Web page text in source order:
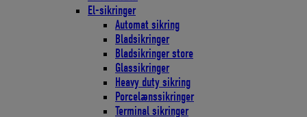
El-sikringer
Automat sikring
Bladsikringer
Bladsikringer store
Glassikringer
Heavy duty sikring
Porcelænssikringer
Terminal sikringer